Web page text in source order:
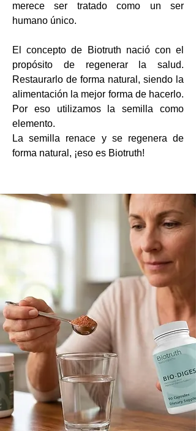
merece ser tratado como un ser
humano único.
El concepto de Biotruth nació con el
propósito de regenerar la salud.
Restaurarlo de forma natural, siendo la
alimentación la mejor forma de hacerlo.
Por eso utilizamos la semilla como
elemento.
La semilla renace y se regenera de
forma natural, ¡eso es Biotruth!